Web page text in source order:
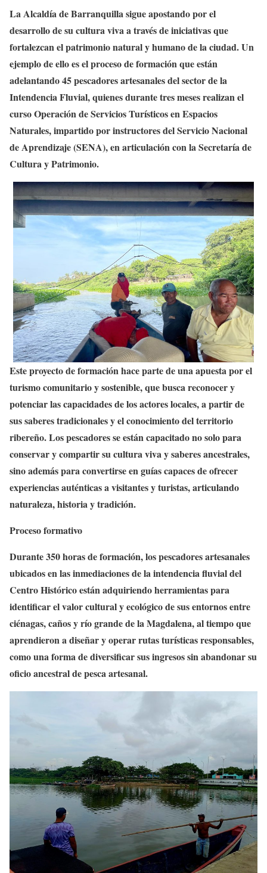
La Alcaldía de Barranquilla sigue apostando por el
desarrollo de su cultura viva a través de iniciativas que
fortalezcan el patrimonio natural y humano de la ciudad. Un
ejemplo de ello es el proceso de formación que están
adelantando 45 pescadores artesanales del sector de la
Intendencia Fluvial, quienes durante tres meses realizan el
curso Operación de Servicios Turísticos en Espacios
Naturales, impartido por instructores del Servicio Nacional
de Aprendizaje (SENA), en articulación con la Secretaría de
Cultura y Patrimonio.
Este proyecto de formación hace parte de una apuesta por el
turismo comunitario y sostenible, que busca reconocer y
potenciar las capacidades de los actores locales, a partir de
sus saberes tradicionales y el conocimiento del territorio
ribereño. Los pescadores se están capacitado no solo para
conservar y compartir su cultura viva y saberes ancestrales,
sino además para convertirse en guías capaces de ofrecer
experiencias auténticas a visitantes y turistas, articulando
naturaleza, historia y tradición.
Proceso formativo
Durante 350 horas de formación, los pescadores artesanales
ubicados en las inmediaciones de la intendencia fluvial del
Centro Histórico están adquiriendo herramientas para
identificar el valor cultural y ecológico de sus entornos entre
ciénagas, caños y río grande de la Magdalena, al tiempo que
aprendieron a diseñar y operar rutas turísticas responsables,
como una forma de diversificar sus ingresos sin abandonar su
oficio ancestral de pesca artesanal.